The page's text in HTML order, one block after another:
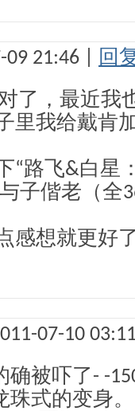
09 21:46 | 回
了，最近我
里我给戴肯
“路飞&白星
子偕老（全
感想就更好
07-10
确被吓了- -
珠式的变身